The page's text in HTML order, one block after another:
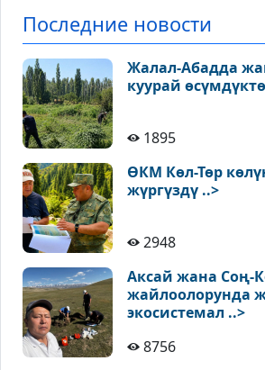
Последние новости
Жалал-Абадда
куурай
1895
ӨКМ Көл-Төр
жүргүздү ..>
2948
Аксай жана Соң-
жайлоолорунда
экосистемал ..>
8756